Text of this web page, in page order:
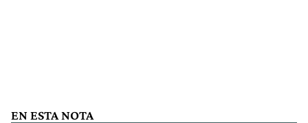
EN ESTA NOTA